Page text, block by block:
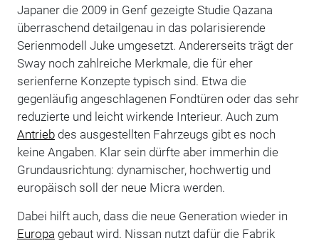
Japaner die 2009 in Genf gezeigte Studie Qazana
überraschend detailgenau in das polarisierende
Serienmodell Juke umgesetzt. Andererseits trägt der
Sway noch zahlreiche Merkmale, die für eher
serienferne Konzepte typisch sind. Etwa die
gegenläufig angeschlagenen Fondtüren oder das sehr
reduzierte und leicht wirkende Interieur. Auch zum
Antriebdes ausgestellten Fahrzeugs gibt es noch
keine Angaben. Klar sein dürfte aber immerhin die
Grundausrichtung: dynamischer, hochwertig und
europäisch soll der neue Micra werden.
Dabei hilft auch, dass die neue Generation wieder in
Europa gebaut wird. Nissan nutzt dafür die Fabrik